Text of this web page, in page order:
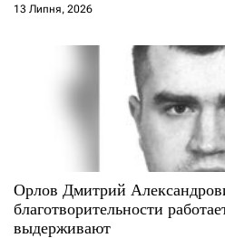
в
13 Липня, 2026
Орлов Дмитрий
благотворительности
выдерживают